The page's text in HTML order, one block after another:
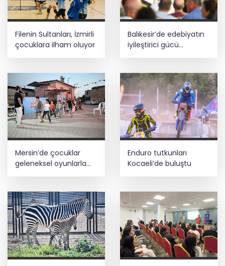
Filenin Sultanları, İzmirli
çocuklara ilham oluyor
Balıkesir’de edebiyatın
iyileştirici gücü
Mersin’de çocuklar
geleneksel oyunlarla
buluştu
Enduro tutkunları
Kocaeli’de buluştu